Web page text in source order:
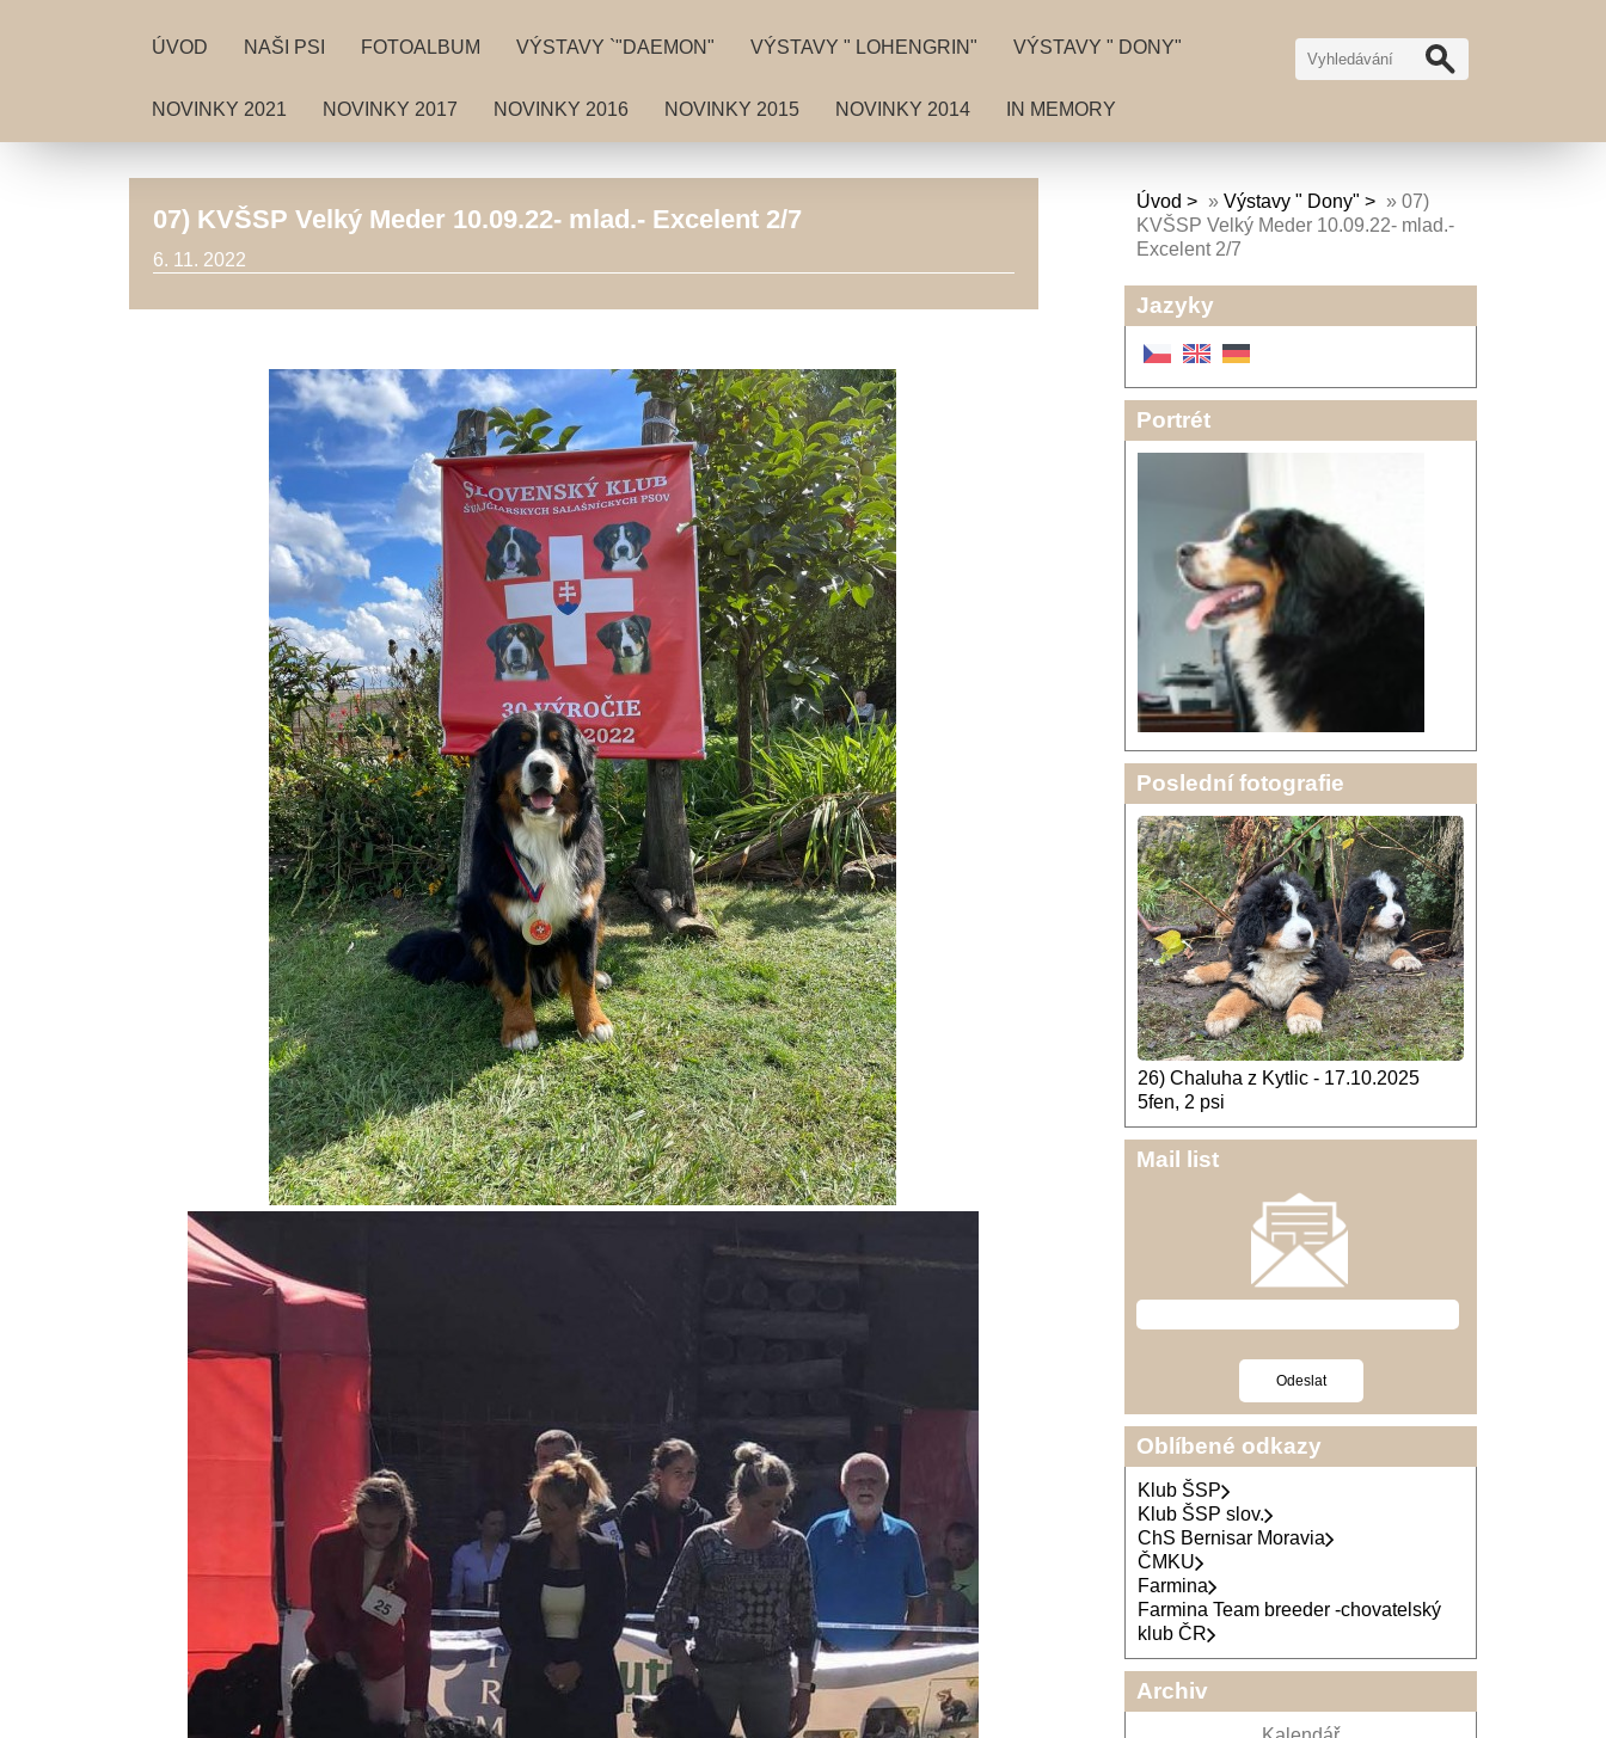
ÚVOD NAŠI PSI FOTOALBUM VÝSTAVY `"DAEMON" VÝSTAVY " LOHENGRIN" VÝSTAVY " DONY"
NOVINKY 2021 NOVINKY 2017 NOVINKY 2016 NOVINKY 2015 NOVINKY 2014 IN MEMORY
07) KVŠSP Velký Meder 10.09.22- mlad.- Excelent 2/7
6. 11. 2022
Úvod » Výstavy " Dony" » 07)
KVŠSP Velký Meder 10.09.22- mlad.-
Excelent 2/7
Jazyky
Portrét
Poslední fotografie
26) Chaluha z Kytlic - 17.10.2025
5fen, 2 psi
Mail list
Oblíbené odkazy
Klub ŠSP
Klub ŠSP slov.
ChS Bernisar Moravia
ČMKU
Farmina
Farmina Team breeder -chovatelský
klub ČR
Archiv